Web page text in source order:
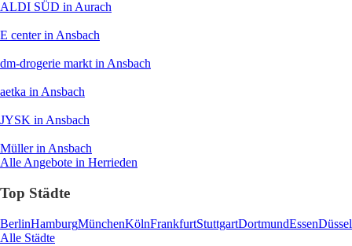
ALDI SÜD in Aurach
E centerin Ansbach
dm-drogerie markt in Ansbach
aetka in Ansbach
JYSK in Ansbach
Müllerin Ansbach
Alle Angebote in Herrieden
Top Städte
BerlinHamburgMünchenKölnFrankfurtStuttgartDortmundEssen
Alle Städte